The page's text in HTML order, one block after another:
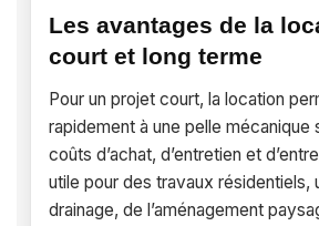
Les avantages de la
court et long terme
Pour un projet court, la location
rapidement à une pelle mécanique
coûts d’achat, d’entretien et
utile pour des travaux résidentiels,
drainage, de l’aménagement